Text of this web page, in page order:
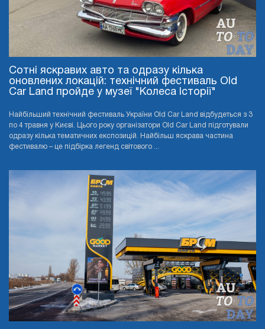
Сотні яскравих авто та одразу кілька
оновлених локацій: технічний фестиваль Old
Car Land пройде у музеї "Колеса Історії"
Найбільший технічний фестиваль України Old Car Land відбудеться з 3
по 4 травня у Києві. Цього року організатори Old Car Land підготували
одразу кілька тематичних експозицій. Найбільш яскрава частина
фестивалю – це підбірка легенд світового ...